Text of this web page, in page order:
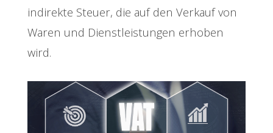
indirekte Steuer, die auf den Verkauf von
Waren und Dienstleistungen erhoben
wird.